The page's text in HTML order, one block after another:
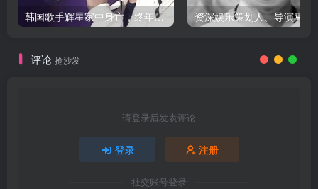
韩国歌手辉星家中身亡，终年43岁，警方调查死因
评论 抢沙发
请登录后发表评论
登录 注册
社交账号登录